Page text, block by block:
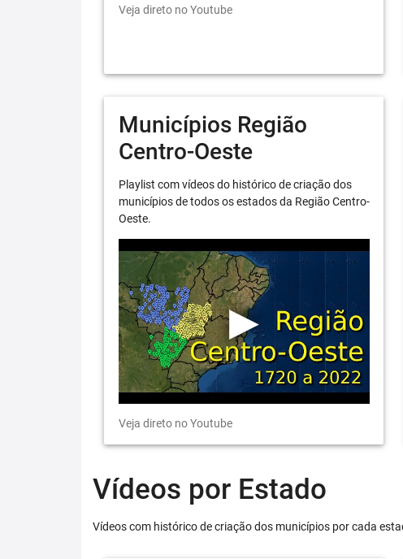
Veja direto no Youtube
Municípios Região
Centro-Oeste
Playlist com vídeos do histórico de criação dos
municípios de todos os estados da Região Centro-
Oeste.
Veja direto no Youtube
Vídeos por Estado
Vídeos com histórico de criação dos municípios por cada